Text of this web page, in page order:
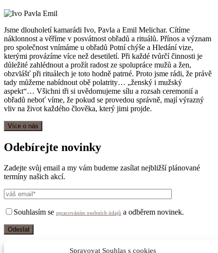
Spravovat Souhlas s cookies
Jsme dlouholetí kamarádi Ivo, Pavla a Emil Melichar. Cítíme
náklonnost a věříme v posvátnost obřadů a rituálů. Přínos a význam
pro společnost vnímáme u obřadů Potní chýše a Hledání vize,
kterými provázíme více než desetiletí. Při každé tvůrčí činnosti je
důležité zahlédnout a prožít radost ze spolupráce mužů a žen,
obzvlášť při rituálech je toto hodně patrné. Proto jsme rádi, že právě
tady můžeme nabídnout obě polatrity… „ženský i mužský
aspekt“… Všichni tři si uvědomujeme sílu a rozsah ceremonií a
obřadů neboť víme, že pokud se provedou správně, mají výrazný
vliv na život každého člověka, který jimi projde.
Více o nás
Odebírejte novinky
Zadejte svůj email a my vám budeme zasílat nejbližší plánované
termíny našich akcí.
Souhlasím se zpracováním osobních údajů a odběrem novinek.